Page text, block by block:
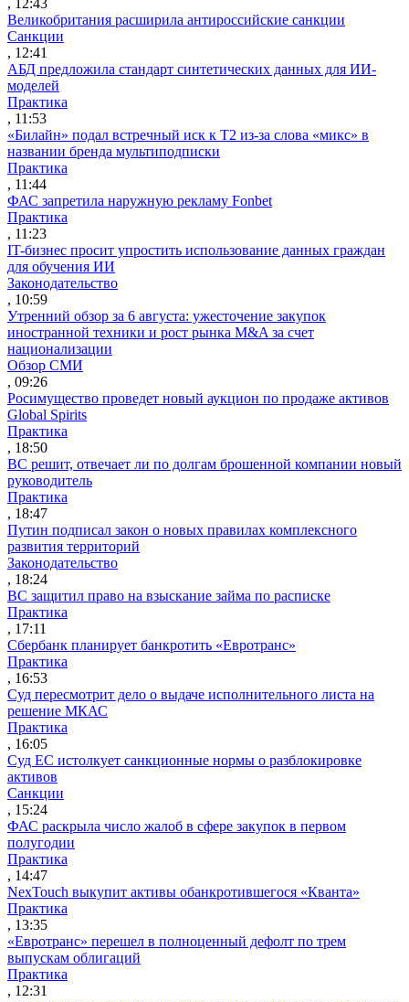
Великобритания расширила антироссийские санкции
Санкции
, 12:41
АБД предложила стандарт синтетических данных для ИИ-
моделей
Практика
, 11:53
«Билайн» подал встречный иск к Т2 из-за слова «микс» в
названии бренда мультиподписки
Практика
, 11:44
ФАС запретила наружную рекламу Fonbet
Практика
, 11:23
IT-бизнес просит упростить использование данных граждан
для обучения ИИ
Законодательство
, 10:59
Утренний обзор за 6 августа: ужесточение закупок
иностранной техники и рост рынка M&A за счет
национализации
Обзор СМИ
, 09:26
Росимущество проведет новый аукцион по продаже активов
Global Spirits
Практика
, 18:50
ВС решит, отвечает ли по долгам брошенной компании новый
руководитель
Практика
, 18:47
Путин подписал закон о новых правилах комплексного
развития территорий
Законодательство
, 18:24
ВС защитил право на взыскание займа по расписке
Практика
, 17:11
Сбербанк планирует банкротить «Евротранс»
Практика
, 16:53
Суд пересмотрит дело о выдаче исполнительного листа на
решение МКАС
Практика
, 16:05
Суд ЕС истолкует санкционные нормы о разблокировке
активов
Санкции
, 15:24
ФАС раскрыла число жалоб в сфере закупок в первом
полугодии
Практика
, 14:47
NexTouch выкупит активы обанкротившегося «Кванта»
Практика
, 13:35
«Евротранс» перешел в полноценный дефолт по трем
выпускам облигаций
Практика
, 12:31